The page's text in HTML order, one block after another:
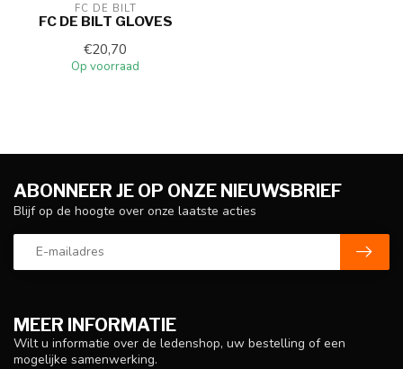
FC DE BILT
FC DE BILT GLOVES
€20,70
Op voorraad
MEER INFORMATIE
Wilt u informatie over de ledenshop, uw bestelling of een
mogelijke samenwerking.
ABONNEER JE OP ONZE NIEUWSBRIEF
Blijf op de hoogte over onze laatste acties